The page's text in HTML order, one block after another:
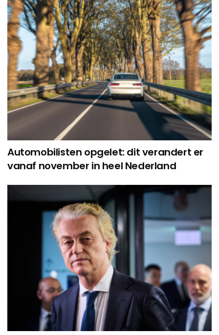
Automobilisten opgelet: dit verandert er
vanaf november in heel Nederland